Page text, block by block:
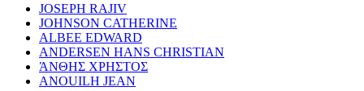
JOSEPH RAJIV
JOHNSON CATHERINE
ALBEE EDWARD
ANDERSEN HANS CHRISTIAN
ΆΝΘΗΣ ΧΡΗΣΤΟΣ
ANOUILH JEAN